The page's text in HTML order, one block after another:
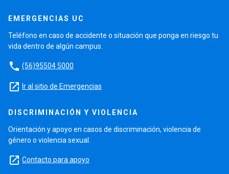
EMERGENCIAS UC
Teléfono en caso de accidente o situación que ponga en riesgo tu
vida dentro de algún campus.
phone (56)95504 5000
launch Ir al sitio de Emergencias
DISCRIMINACIÓN Y VIOLENCIA
Orientación y apoyo en casos de discriminación, violencia de
género o violencia sexual.
launch Contacto para apoyo